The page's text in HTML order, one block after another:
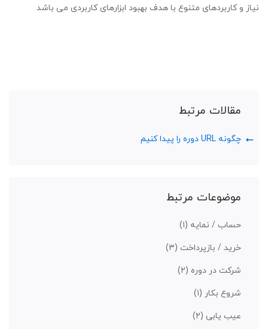
نیاز و کاربردهای متنوع با هدف بهبود ابزارهای کاربردی می باشد
مقالات مرتبط
چگونه URL دوره را پیدا کنیم
موضوعات مرتبط
حساب / نمایه (۱)
خرید / بازپرداخت (۳)
شرکت در دوره (۲)
شروع بکار (۱)
عیب یابی (۲)